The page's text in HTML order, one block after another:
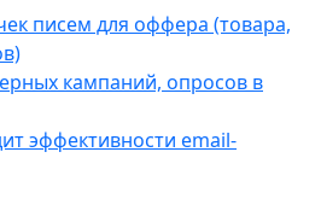
писем для оффера (товара,
кампаний, опросов в
эффективности email-